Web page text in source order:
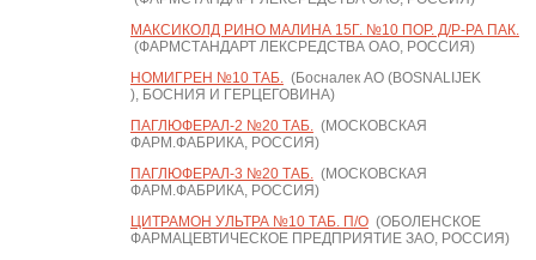
МАКСИКОЛД РИНО МАЛИНА 15Г. №10 ПОР. Д/Р-РА ПАК.
(ФАРМСТАНДАРТ ЛЕКСРЕДСТВА ОАО, РОССИЯ)
НОМИГРЕН №10 ТАБ.(Босналек АО (BOSNALIJEK
), БОСНИЯ И ГЕРЦЕГОВИНА)
ПАГЛЮФЕРАЛ-2 №20 ТАБ.(МОСКОВСКАЯ
ФАРМ.ФАБРИКА, РОССИЯ)
ПАГЛЮФЕРАЛ-3 №20 ТАБ.(МОСКОВСКАЯ
ФАРМ.ФАБРИКА, РОССИЯ)
ЦИТРАМОН УЛЬТРА №10 ТАБ. П/О(ОБОЛЕНСКОЕ
ФАРМАЦЕВТИЧЕСКОЕ ПРЕДПРИЯТИЕ ЗАО, РОССИЯ)